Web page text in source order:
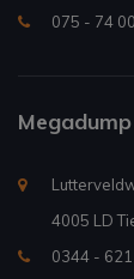
075 - 74
4005 LD
0344 -